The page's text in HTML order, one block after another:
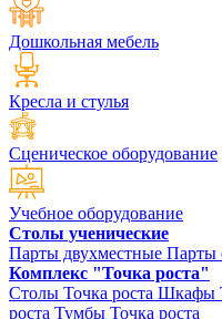
Дошкольная мебель
Кресла и стулья
Сценическое оборудование
Учебное оборудование
Столы ученические
Парты двухместные Парты
Комплекс "Точка роста"
Столы Точка роста Шкафы
роста Тумбы Точка роста